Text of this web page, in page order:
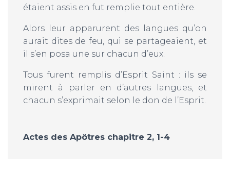
étaient assis en fut remplie tout entière.
Alors leur apparurent des langues qu’on
aurait dites de feu, qui se partageaient, et
il s’en posa une sur chacun d’eux.
Tous furent remplis d’Esprit Saint : ils se
mirent à parler en d’autres langues, et
chacun s’exprimait selon le don de l’Esprit.
Actes des Apôtres chapitre 2, 1-4